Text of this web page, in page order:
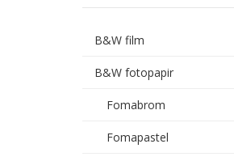
B&W film
B&W fotopapir
Fomabrom
Fomapastel